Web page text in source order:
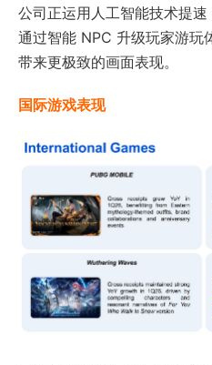
公司正运用人工智能技术提
通过智能 NPC 升级玩家游玩
带来更极致的画面表现。
国际游戏表现